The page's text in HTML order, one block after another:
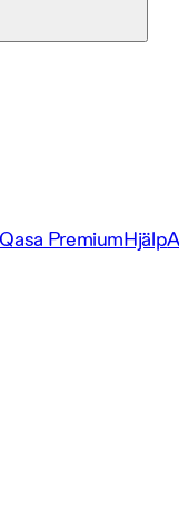
Qasa PremiumHjälp